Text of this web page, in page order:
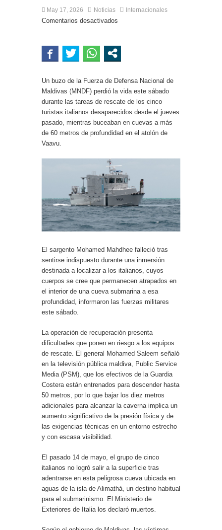
May 17, 2026 Noticias Internacionales
Comentarios desactivados
Un buzo de la Fuerza de Defensa Nacional de
Maldivas (MNDF) perdió la vida este sábado
durante las tareas de rescate de los cinco
turistas italianos desaparecidos desde el jueves
pasado, mientras buceaban en cuevas a más
de 60 metros de profundidad en el atolón de
Vaavu.
El sargento Mohamed Mahdhee falleció tras
sentirse indispuesto durante una inmersión
destinada a localizar a los italianos, cuyos
cuerpos se cree que permanecen atrapados en
el interior de una cueva submarina a esa
profundidad, informaron las fuerzas militares
este sábado.
La operación de recuperación presenta
dificultades que ponen en riesgo a los equipos
de rescate. El general Mohamed Saleem señaló
en la televisión pública maldiva, Public Service
Media (PSM), que los efectivos de la Guardia
Costera están entrenados para descender hasta
50 metros, por lo que bajar los diez metros
adicionales para alcanzar la caverna implica un
aumento significativo de la presión física y de
las exigencias técnicas en un entorno estrecho
y con escasa visibilidad.
El pasado 14 de mayo, el grupo de cinco
italianos no logró salir a la superficie tras
adentrarse en esta peligrosa cueva ubicada en
aguas de la isla de Alimathà, un destino habitual
para el submarinismo. El Ministerio de
Exteriores de Italia los declaró muertos.